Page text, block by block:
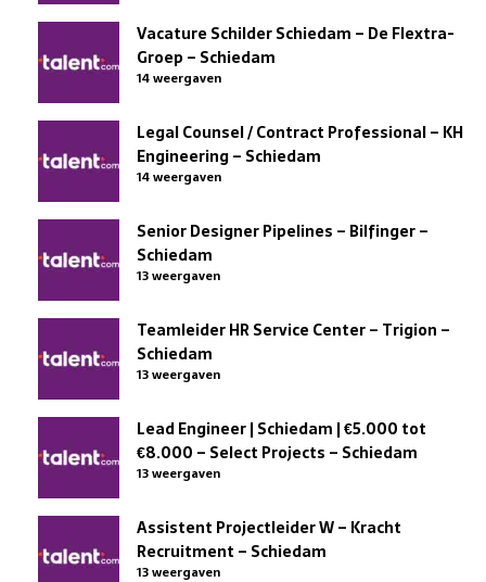
Vacature Schilder Schiedam – De Flextra-
Groep – Schiedam
14 weergaven
Legal Counsel / Contract Professional – KH
Engineering – Schiedam
14 weergaven
Senior Designer Pipelines – Bilfinger –
Schiedam
13 weergaven
Teamleider HR Service Center – Trigion –
Schiedam
13 weergaven
Lead Engineer | Schiedam | €5.000 tot
€8.000 – Select Projects – Schiedam
13 weergaven
Assistent Projectleider W – Kracht
Recruitment – Schiedam
13 weergaven